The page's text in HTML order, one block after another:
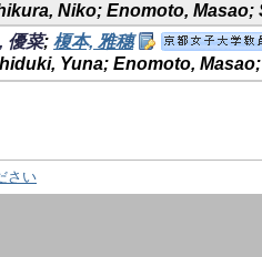
Niko; Enomoto, Masao;
優菜; 榎本, 雅穗
Yuna; Enomoto,
さい